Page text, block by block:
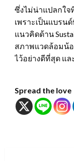
ซึ่งไม่น่าแปลกใจ
เพราะเป็นแบรน
แนวคิดด้าน
สภาพแวดล้อมน้
ไว้อย่างดีที่สุด แล
Spread the love